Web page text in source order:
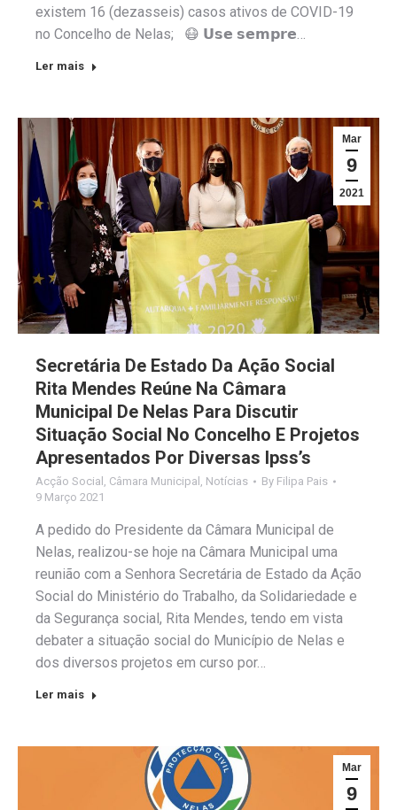
existem 16 (dezasseis) casos ativos de COVID-19
no Concelho de Nelas; 😷 𝗨𝘀𝗲 𝘀𝗲𝗺𝗽𝗿𝗲…
Ler mais
Mar
9
2021
Secretária De Estado Da Ação Social
Rita Mendes Reúne Na Câmara
Municipal De Nelas Para Discutir
Situação Social No Concelho E Projetos
Apresentados Por Diversas Ipss’s
Acção Social , Câmara Municipal , Notícias By Filipa Pais
9 Março 2021
A pedido do Presidente da Câmara Municipal de
Nelas, realizou-se hoje na Câmara Municipal uma
reunião com a Senhora Secretária de Estado da Ação
Social do Ministério do Trabalho, da Solidariedade e
da Segurança social, Rita Mendes, tendo em vista
debater a situação social do Município de Nelas e
dos diversos projetos em curso por…
Ler mais
Mar
9